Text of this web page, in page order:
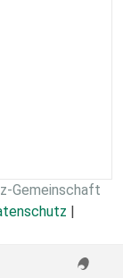
Gemeinschaft
|